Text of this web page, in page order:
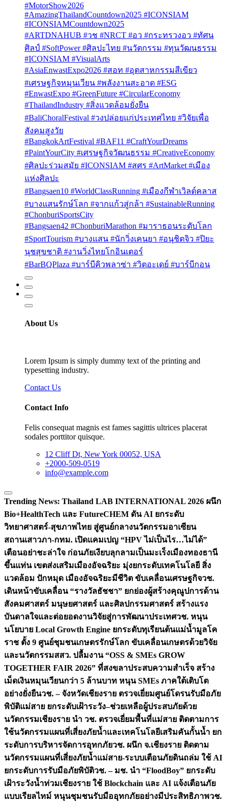
#MotorShow2026
#AmazingThailandCountdown2025 #ICONSIAM
#ICONSIAMCountdown2025
#ARTDNAHUB #วช #NRCT #อว #กระทรวงอว #ทัศน
ศิลป์ #SoftPower #ศิลปะไทย #นวัตกรรม #ทุนวัฒนธรรม
#ICONSIAM #VisualArts
#AsiaEnwastExpo2026 #สอท #อุตสาหกรรมสีเขียว
#เศรษฐกิจหมุนเวียน #พลังงานสะอาด #ESG
#EnwastExpo #GreenFuture #CircularEconomy
#ThailandIndustry #สิ่งแวดล้อมยั่งยืน
#BaliChoralFestival #วงปล่อยแก่ประเทศไทย #วิจัยเพื่อ
สังคมสูงวัย
#BangkokArtFestival #BAF11 #CraftYourDreams
#PaintYourCity #เศรษฐกิจวัฒนธรรม #CreativeEconomy
#ศิลปะร่วมสมัย #ICONSIAM #สศร #ArtMarket #เมือง
แห่งศิลปะ
#Bangsaen10 #WorldClassRunning #เมืองกีฬาเวิลด์คลาส
#บางแสนรักษ์โลก #จากแก้วสู่กล้า #SustainableRunning
#ChonburiSportsCity
#Bangsaen42 #ChonburiMarathon #มาราธอนระดับโลก
#SportTourism #บางแสน #นักวิ่งเคนยา #อนุชิตจิว #ปิยะ
นุชสุขชาติ #งานวิ่งไทยโกอินเตอร์
#BarBQPlaza #บาร์บีคิวพลาซ่า #วิตอะเดย์ #บาร์บีกอน
About Us
Lorem Ipsum is simply dummy text of the printing and
typesetting industry.
Contact Us
Contact Info
Felis consequat magnis est fames sagittis ultrices placerat
sodales porttitor quisque.
12 Cliff Dt, New York 00052, USA
+2000-509-0519
info@example.com
Trending News: Thailand LAB INTERNATIONAL 2026 ผนึก
Bio+HealthTech และ FutureCHEM ดัน AI ยกระดับ
วิทยาศาสตร์-สุขภาพไทย สู่ศูนย์กลางนวัตกรรมอาเซียน
สถานเสาวภา-กทม. เปิดแคมเปญ “HPV ไม่เป็นไร…ไม่ได้”
เตือนอย่าชะล่าใจ ก่อนภัยเงียบลุกลามเป็นมะเร็งเมืองทองธานี
ขึ้นแท่น เขตส่งเสริมเมืองอัจฉริยะ มุ่งยกระดับเทคโนโลยี สิ่ง
แวดล้อม ปักหมุด เมืองอัจฉริยะมีชีวิต ขับเคลื่อนเศรษฐกิจวช.
เดินหน้าขับเคลื่อน “รางวัลธัชชา” ยกย่องผู้สร้างคุณูปการด้าน
สังคมศาสตร์ มนุษยศาสตร์ และศิลปกรรมศาสตร์ สร้างแรง
บันดาลใจและต่อยอดงานวิจัยสู่การพัฒนาประเทศวช. หนุน
นโยบาย Local Growth Engine ยกระดับทุเรียนต้นแม่น้ำมูลโค
ราช ตั้ง 9 ศูนย์ชุมชนเกษตรรักษ์โลก ขับเคลื่อนเกษตรด้วยวิจัย
และนวัตกรรมสสว. ปลื้มงาน “OSS & SMEs GROW
TOGETHER FAIR 2026” ที่สงขลาประสบความสำเร็จ สร้าง
เม็ดเงินหมุนเวียนกว่า 5 ล้านบาท หนุน SMEs ภาคใต้เติบโต
อย่างยั่งยืนวช. – จังหวัดเชียงราย ตรวจเยี่ยมศูนย์โดรนรับมือภัย
พิบัติแม่สาย ยกระดับเฝ้าระวัง–ช่วยเหลือผู้ประสบภัยด้วย
นวัตกรรมเชียงราย นำ วช. ตรวจเยี่ยมพื้นที่แม่สาย ติดตามการ
ใช้นวัตกรรมแผนที่เสี่ยงภัยน้ำและเทคโนโลยีเสริมคันกั้นน้ำ ยก
ระดับการบริหารจัดการอุทกภัยวช. ผนึก จ.เชียงราย ติดตาม
นวัตกรรมแผนที่เสี่ยงภัยน้ำแม่สาย-ระบบเตือนภัยดินถล่ม ใช้ AI
ยกระดับการรับมือภัยพิบัติวช. – มช. นำ “FloodBoy” ยกระดับ
เฝ้าระวังน้ำท่วมเชียงราย ใช้ Blockchain และ AI แจ้งเตือนภัย
แบบเรียลไทม์ หนุนชุมชนรับมืออุทกภัยอย่างมีประสิทธิภาพวช.